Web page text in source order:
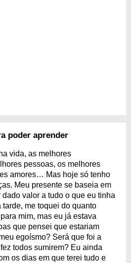
poder aprender
vida, as melhores
pessoas, os melhores
amores… Mas hoje só tenho
Meu presente se baseia em
valor a tudo o que eu tinha
me toquei do quanto
mim, mas eu já estava
que pensei que estariam
egoísmo? Será que foi a
todos sumirem? Eu ainda
os dias em que terei tudo e